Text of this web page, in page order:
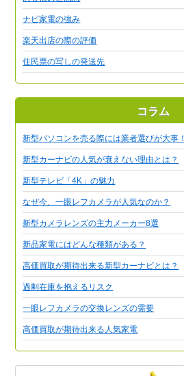
ナビ家電の強み
楽天出店の際の評価
住民票の写しの発送先
コラム
新型パソコンを売る際には業者選びが大事！
新型カーナビの人気が衰えない理由とは？
新型テレビ「4K」の魅力
なぜ今、一眼レフカメラが人気なのか？
新型カメラレンズの主力メーカー8選
新品家電にはどんな種類がある？
高価買取が期待出来る新型カーナビとは？
過剰在庫を抱えるリスク
一眼レフカメラの交換レンズの需要
高価買取が期待出来る人気家電